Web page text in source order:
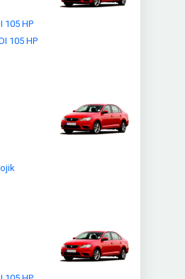
105 HP
105 HP